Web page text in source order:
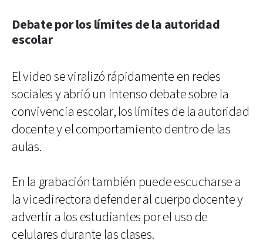
Debate por los límites de la autoridad
escolar
El video se viralizó rápidamente en redes
sociales y abrió un intenso debate sobre la
convivencia escolar, los límites de la autoridad
docente y el comportamiento dentro de las
aulas.
En la grabación también puede escucharse a
la vicedirectora defender al cuerpo docente y
advertir a los estudiantes por el uso de
celulares durante las clases.